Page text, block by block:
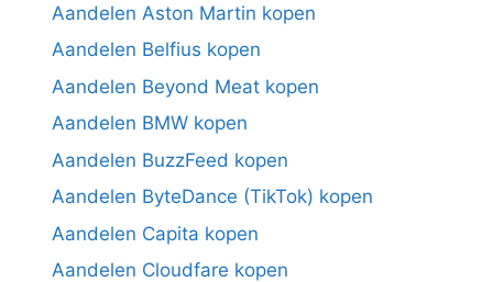
Aandelen Aston Martin kopen
Aandelen Belfius kopen
Aandelen Beyond Meat kopen
Aandelen BMW kopen
Aandelen BuzzFeed kopen
Aandelen ByteDance (TikTok) kopen
Aandelen Capita kopen
Aandelen Cloudfare kopen